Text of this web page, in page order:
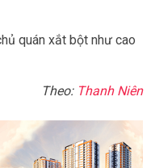
quán xắt bột như cao
Theo: Thanh Niên